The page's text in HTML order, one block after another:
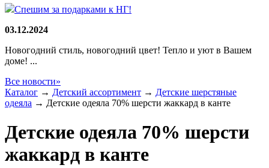
Спешим за подарками к НГ!
03.12.2024
Новогодний стиль, новогодний цвет! Тепло и уют в Вашем
доме! ...
Все новости»
Каталог → Детский ассортимент → Детские шерстяные
одеяла → Детские одеяла 70% шерсти жаккард в канте
Детские одеяла 70% шерсти
жаккард в канте